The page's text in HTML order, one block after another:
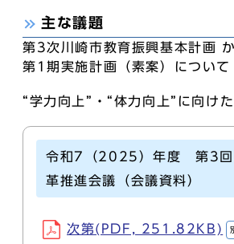
主な議題
第3次川崎市教育振興基本計画
第1期実施計画（素案）について
“学力向上”・“体力向上”に向け
令和7（2025）年度 第3回
革推進会議（会議資料）
次第(PDF, 251.82KB)